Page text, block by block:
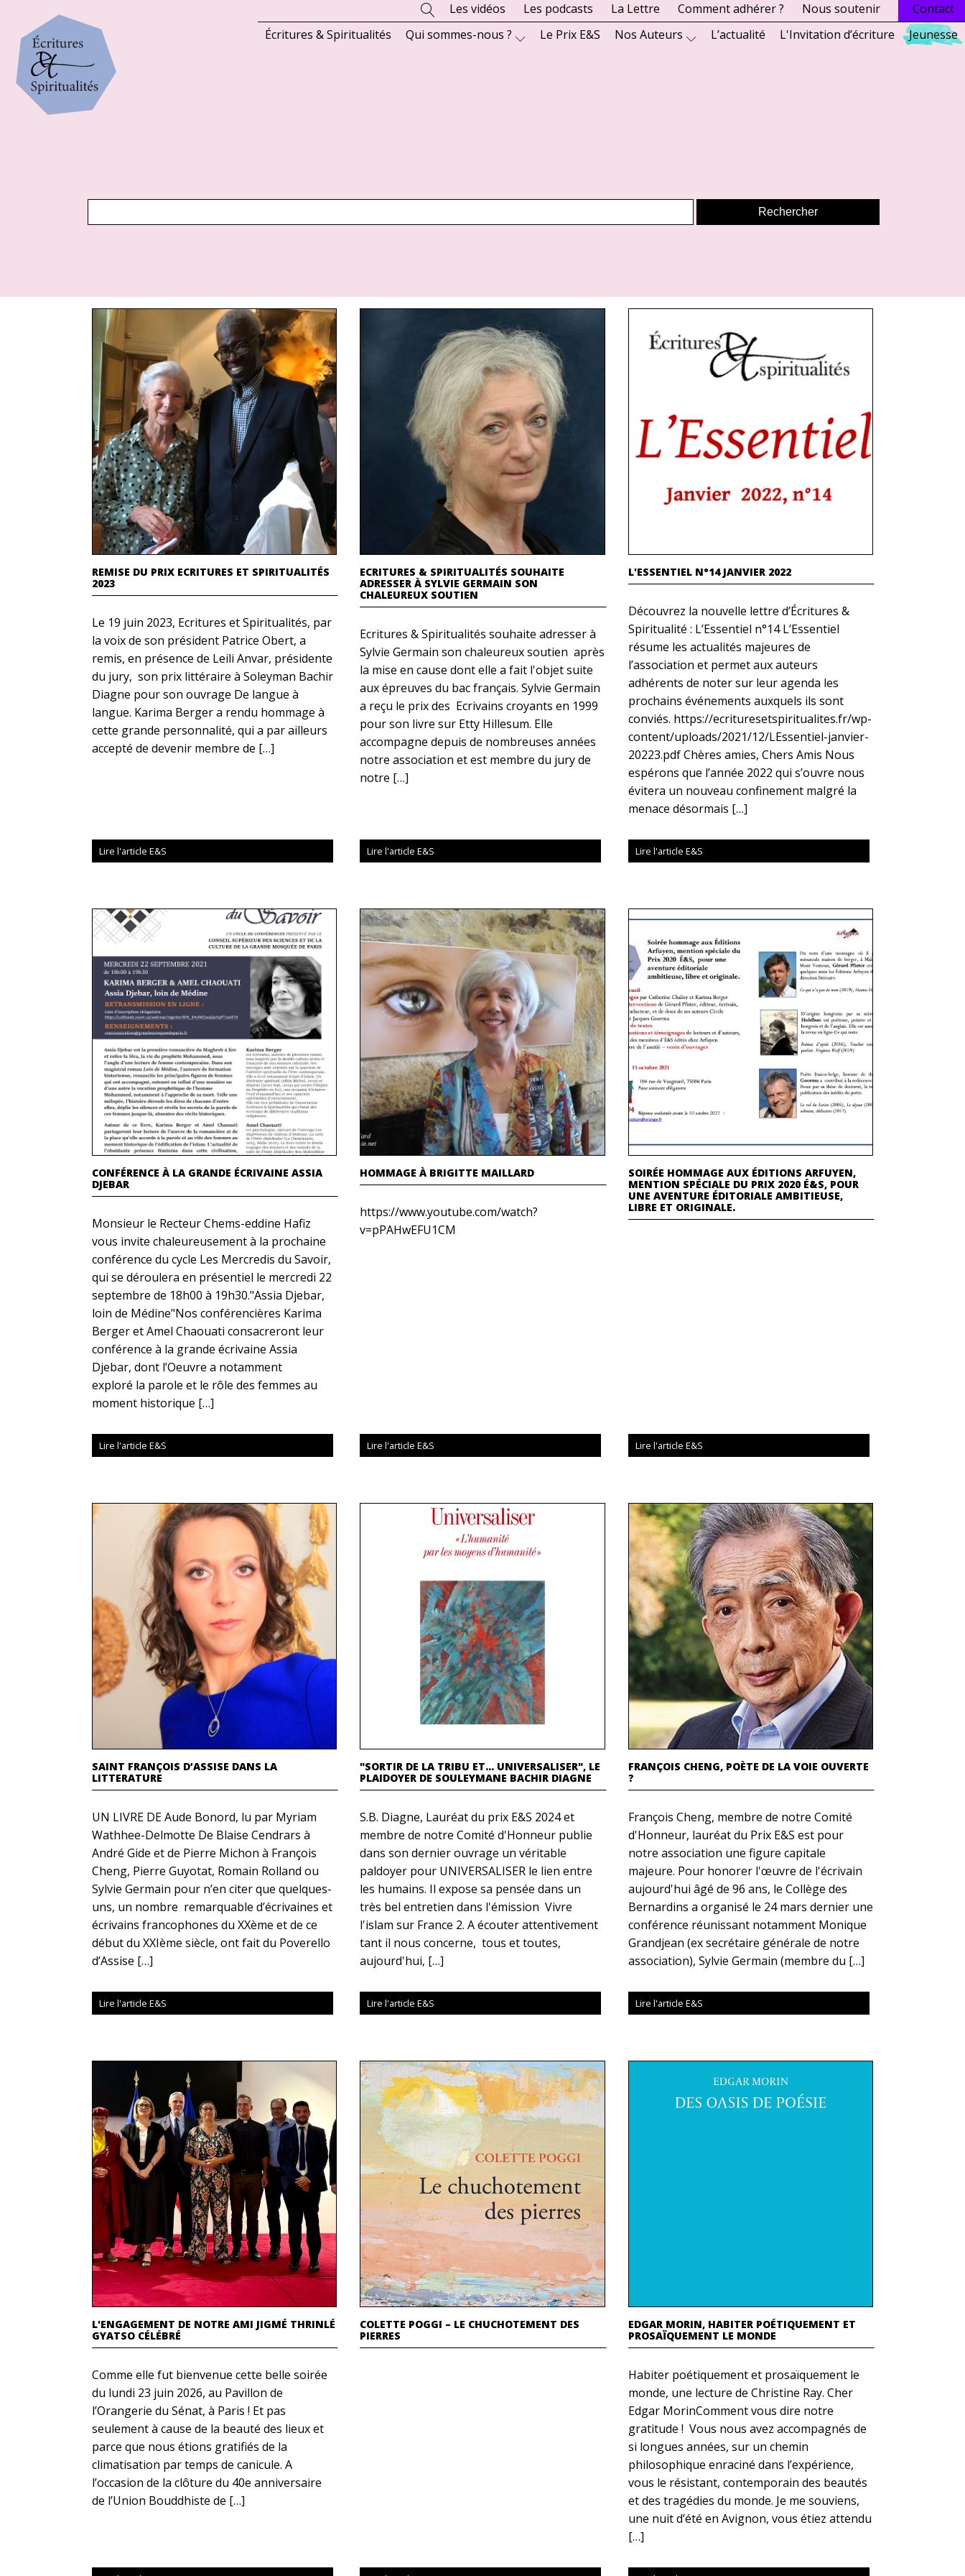
Les vidéos Les podcasts La Lettre Comment adhérer ? Nous soutenir
Contact
Écritures & Spiritualités
Qui sommes-nous ? Le Prix E&S Nos Auteurs L’actualité L'Invitation d’écriture Jeunesse
REMISE DU PRIX ECRITURES ET SPIRITUALITÉS
2023
Le 19 juin 2023, Ecritures et Spiritualités, par
la voix de son président Patrice Obert, a
remis, en présence de Leili Anvar, présidente
du jury, son prix littéraire à Soleyman Bachir
Diagne pour son ouvrage De langue à
langue. Karima Berger a rendu hommage à
cette grande personnalité, qui a par ailleurs
accepté de devenir membre de […]
Lire l'article E&S
ECRITURES & SPIRITUALITÉS SOUHAITE
ADRESSER À SYLVIE GERMAIN SON
CHALEUREUX SOUTIEN
Ecritures & Spiritualités souhaite adresser à
Sylvie Germain son chaleureux soutien après
la mise en cause dont elle a fait l'objet suite
aux épreuves du bac français. Sylvie Germain
a reçu le prix des Ecrivains croyants en 1999
pour son livre sur Etty Hillesum. Elle
accompagne depuis de nombreuses années
notre association et est membre du jury de
notre […]
Lire l'article E&S
L'ESSENTIEL N°14 JANVIER 2022
Découvrez la nouvelle lettre d’Écritures &
Spiritualité : L’Essentiel n°14 L’Essentiel
résume les actualités majeures de
l’association et permet aux auteurs
adhérents de noter sur leur agenda les
prochains événements auxquels ils sont
conviés. https://ecrituresetspiritualites.fr/wp-
content/uploads/2021/12/LEssentiel-janvier-
20223.pdf Chères amies, Chers Amis Nous
espérons que l’année 2022 qui s’ouvre nous
évitera un nouveau confinement malgré la
menace désormais […]
Lire l'article E&S
CONFÉRENCE À LA GRANDE ÉCRIVAINE ASSIA
DJEBAR
Monsieur le Recteur Chems-eddine Hafiz
vous invite chaleureusement à la prochaine
conférence du cycle Les Mercredis du Savoir,
qui se déroulera en présentiel le mercredi 22
septembre de 18h00 à 19h30."Assia Djebar,
loin de Médine"Nos conférencières Karima
Berger et Amel Chaouati consacreront leur
conférence à la grande écrivaine Assia
Djebar, dont l’Oeuvre a notamment
exploré la parole et le rôle des femmes au
moment historique […]
Lire l'article E&S
HOMMAGE À BRIGITTE MAILLARD
https://www.youtube.com/watch?
v=pPAHwEFU1CM
Lire l'article E&S
SOIRÉE HOMMAGE AUX ÉDITIONS ARFUYEN,
MENTION SPÉCIALE DU PRIX 2020 É&S, POUR
UNE AVENTURE ÉDITORIALE AMBITIEUSE,
LIBRE ET ORIGINALE.
Lire l'article E&S
SAINT FRANÇOIS D’ASSISE DANS LA
LITTERATURE
UN LIVRE DE Aude Bonord, lu par Myriam
Wathhee-Delmotte De Blaise Cendrars à
André Gide et de Pierre Michon à François
Cheng, Pierre Guyotat, Romain Rolland ou
Sylvie Germain pour n’en citer que quelques-
uns, un nombre remarquable d’écrivaines et
écrivains francophones du XXème et de ce
début du XXIème siècle, ont fait du Poverello
d’Assise […]
Lire l'article E&S
"SORTIR DE LA TRIBU ET… UNIVERSALISER", LE
PLAIDOYER DE SOULEYMANE BACHIR DIAGNE
S.B. Diagne, Lauréat du prix E&S 2024 et
membre de notre Comité d'Honneur publie
dans son dernier ouvrage un véritable
paldoyer pour UNIVERSALISER le lien entre
les humains. Il expose sa pensée dans un
très bel entretien dans l'émission Vivre
l'islam sur France 2. A écouter attentivement
tant il nous concerne, tous et toutes,
aujourd'hui, […]
Lire l'article E&S
FRANÇOIS CHENG, POÈTE DE LA VOIE OUVERTE
?
François Cheng, membre de notre Comité
d'Honneur, lauréat du Prix E&S est pour
notre association une figure capitale
majeure. Pour honorer l'œuvre de l'écrivain
aujourd'hui âgé de 96 ans, le Collège des
Bernardins a organisé le 24 mars dernier une
conférence réunissant notamment Monique
Grandjean (ex secrétaire générale de notre
association), Sylvie Germain (membre du […]
Lire l'article E&S
L'ENGAGEMENT DE NOTRE AMI JIGMÉ THRINLÉ
GYATSO CÉLÉBRÉ
Comme elle fut bienvenue cette belle soirée
du lundi 23 juin 2026, au Pavillon de
l’Orangerie du Sénat, à Paris ! Et pas
seulement à cause de la beauté des lieux et
parce que nous étions gratifiés de la
climatisation par temps de canicule. A
l’occasion de la clôture du 40e anniversaire
de l’Union Bouddhiste de […]
COLETTE POGGI – LE CHUCHOTEMENT DES
PIERRES
EDGAR MORIN, HABITER POÉTIQUEMENT ET
PROSAÏQUEMENT LE MONDE
Habiter poétiquement et prosaïquement le
monde, une lecture de Christine Ray. Cher
Edgar MorinComment vous dire notre
gratitude ! Vous nous avez accompagnés de
si longues années, sur un chemin
philosophique enraciné dans l’expérience,
vous le résistant, contemporain des beautés
et des tragédies du monde. Je me souviens,
une nuit d’été en Avignon, vous étiez attendu
[…]